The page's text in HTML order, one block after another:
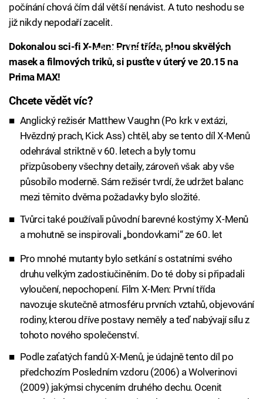
počínání chová čím dál větší nenávist. A tuto neshodu se
již nikdy nepodaří zacelit.
Failed to fetch
Dokonalou sci-fi X-Men: První třída, plnou skvělých
masek a filmových triků, si pusťte v úterý ve 20.15 na
Prima MAX!
Chcete vědět víc?
Anglický režisér Matthew Vaughn (Po krk v extázi,
Hvězdný prach, Kick Ass) chtěl, aby se tento díl X-Menů
odehrával striktně v 60. letech a byly tomu
přizpůsobeny všechny detaily, zároveň však aby vše
působilo moderně. Sám režisér tvrdí, že udržet balanc
mezi těmito dvěma požadavky bylo složité.
Tvůrci také používali původní barevné kostýmy X-Menů
a mohutně se inspirovali „bondovkami“ ze 60. let
Pro mnohé mutanty bylo setkání s ostatními svého
druhu velkým zadostiučiněním. Do té doby si připadali
vyloučení, nepochopení. Film X-Men: První třída
navozuje skutečně atmosféru prvních vztahů, objevování
rodiny, kterou dříve postavy neměly a teď nabývají sílu z
tohoto nového společenství.
Podle zaťatých fandů X-Menů, je údajně tento díl po
předchozím Posledním vzdoru (2006) a Wolverinovi
(2009) jakýmsi chycením druhého dechu. Ocenit